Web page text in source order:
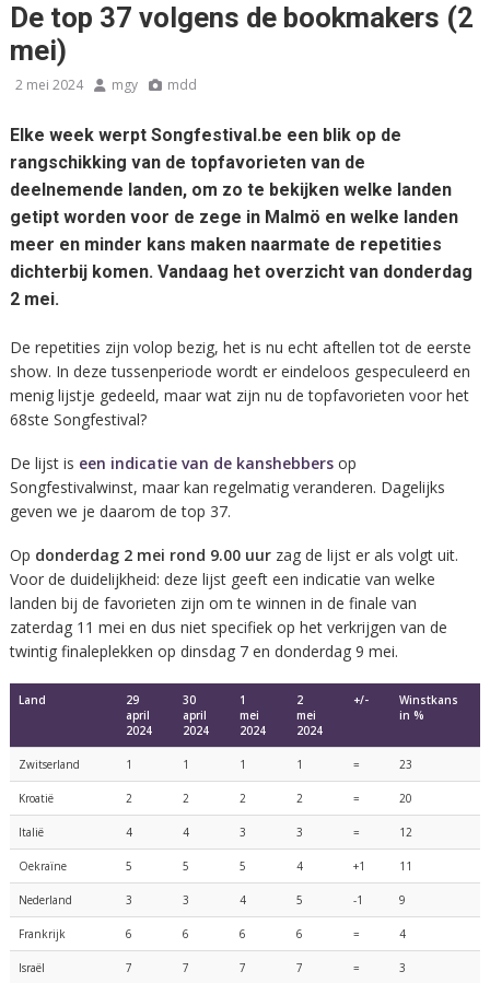
De top 37 volgens de bookmakers (2
mei)
2 mei 2024 mgy mdd
Elke week werpt Songfestival.be een blik op de
rangschikking van de topfavorieten van de
deelnemende landen, om zo te bekijken welke landen
getipt worden voor de zege in Malmö en welke landen
meer en minder kans maken naarmate de repetities
dichterbij komen. Vandaag het overzicht van donderdag
2 mei.
De repetities zijn volop bezig, het is nu echt aftellen tot de eerste
show. In deze tussenperiode wordt er eindeloos gespeculeerd en
menig lijstje gedeeld, maar wat zijn nu de topfavorieten voor het
68ste Songfestival?
De lijst is een indicatie van de kanshebbers op
Songfestivalwinst, maar kan regelmatig veranderen. Dagelijks
geven we je daarom de top 37.
Op donderdag 2 mei rond 9.00 uurzag de lijst er als volgt uit.
Voor de duidelijkheid: deze lijst geeft een indicatie van welke
landen bij de favorieten zijn om te winnen in de finale van
zaterdag 11 mei en dus niet specifiek op het verkrijgen van de
twintig finaleplekken op dinsdag 7 en donderdag 9 mei.
Land
29
april
2024
30
april
2024
1
mei
2024
2
mei
2024
+/-
Winstkans
in %
Zwitserland 1 1 1 1 = 23
Kroatië 2 2 2 2 = 20
Italië 4 4 3 3 = 12
Oekraïne 5 5 5 4 +1 11
Nederland 3 3 4 5 -1 9
Frankrijk 6 6 6 6 = 4
Israël 7 7 7 7 = 3